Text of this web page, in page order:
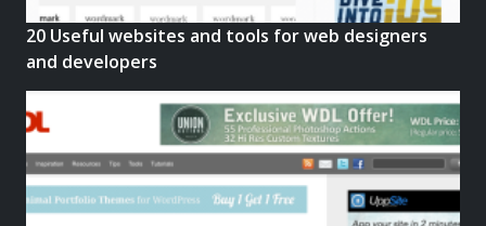
20 Useful websites and tools for web designers
and developers